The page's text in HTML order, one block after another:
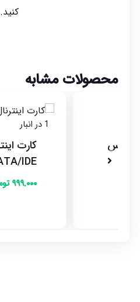
کنید.
محصولات مشابه
کارت اینترنال PCI به
eSATA/SATA/IDE مدل VT6421A